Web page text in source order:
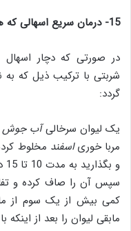
15- درمان سریع اسهالی که همراه حالت تهوع می باشد:
در صورتی که دچار
شربتی با ترکیب ذیل که
گردد:
یک لیوان سرخالیآب جوش
مربا خوریاسفند مخلوط
و بگذارید به مدت 10 تا 15 دقیقه بماند.
سپس آن را صاف کرده و
کمی بیش از یک سوم از
مابقی لیوان را بعد از اینکه